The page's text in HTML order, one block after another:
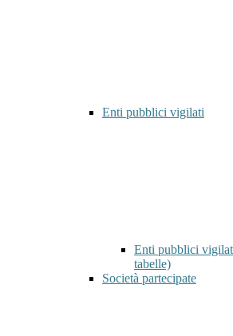
Enti pubblici vigilati
Enti pubblici
tabelle)
Società partecipate